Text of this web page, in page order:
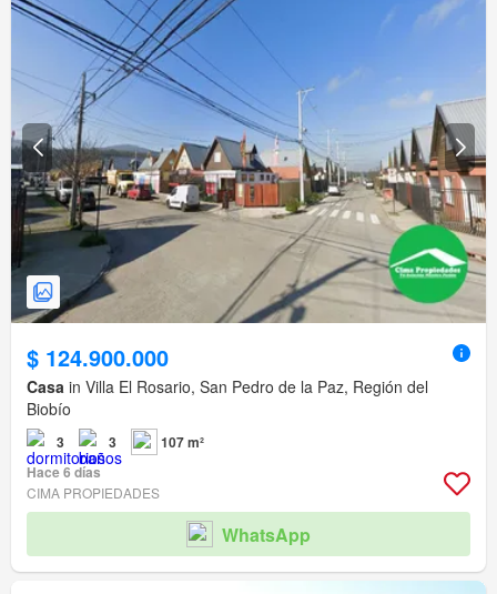
$ 124.900.000
Casa in Villa El Rosario, San Pedro de la Paz, Región del
Biobío
3 3
107 m²
Hace 6 días
CIMA PROPIEDADES
WhatsApp